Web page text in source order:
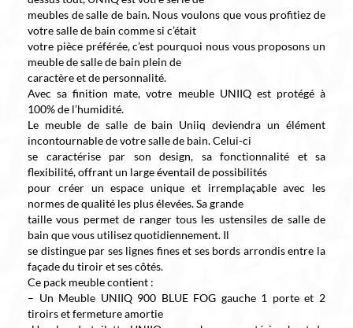
meubles de salle de bain. Nous voulons que vous profitiez de
votre salle de bain comme si c’était
votre pièce préférée, c’est pourquoi nous vous proposons un
meuble de salle de bain plein de
caractère et de personnalité.
Avec sa finition mate, votre meuble UNIIQ est protégé à
100% de l’humidité.
Le meuble de salle de bain Uniiq deviendra un élément
incontournable de votre salle de bain. Celui-ci
se caractérise par son design, sa fonctionnalité et sa
flexibilité, offrant un large éventail de possibilités
pour créer un espace unique et irremplaçable avec les
normes de qualité les plus élevées. Sa grande
taille vous permet de ranger tous les ustensiles de salle de
bain que vous utilisez quotidiennement. Il
se distingue par ses lignes fines et ses bords arrondis entre la
façade du tiroir et ses côtés.
Ce pack meuble contient :
– Un Meuble UNIIQ 900 BLUE FOG gauche 1 porte et 2
tiroirs et fermeture amortie